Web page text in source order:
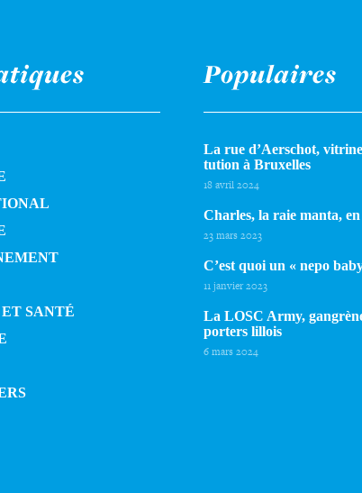
SANTÉ
Populaires
La rue d’Aerschot,
tu­tion à Bruxelles
18 avril 2024
Charles, la raie manta,
23 mars 2023
C’est quoi un « nepo
11 janvier 2023
La LOSC Army,
por­ters lillois
6 mars 2024